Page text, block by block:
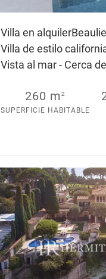
Villa en alquiler
Villa de estilo
Vista al mar - Cerca
260 m2
SUPERFICIE HABITABLE